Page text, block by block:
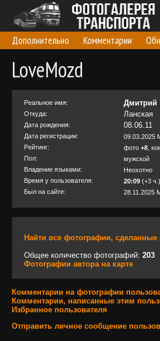
Дополнительно Комментарии
LoveMozd
Реальное имя: Дмитрий
Откуда: Ланская
Дата рождения: 08.06.11
Дата регистрации:
09.03.2025
Рейтинг:
фото +8 ,
Пол:
мужской
Владение языками:
Неохотно
Время у пользователя:
20:09 (+3 ч.)
Был на сайте:
28.11.2025
Найти все фотографии, сделанные
Общее количество фотографий: 203
Фотографии автора на карте
Комментарии на фотографии
Комментарии, написанные этим
Избранное пользователя
Отправить личное сообщение